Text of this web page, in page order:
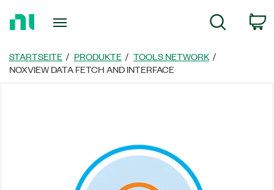
zur
Suche
STARTSEITE PRODUKTE
TOOLS NETWORK
NOXVIEW DATA FETCH AND INTERFACE